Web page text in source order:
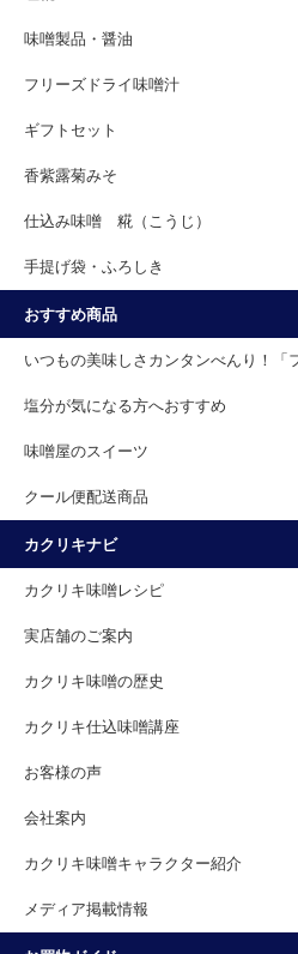
味噌製品・醤油
フリーズドライ味噌汁
ギフトセット
香紫露菊みそ
仕込み味噌 糀（こうじ）
手提げ袋・ふろしき
おすすめ商品
いつもの美味しさカンタンべんり！「
塩分が気になる方へおすすめ
味噌屋のスイーツ
クール便配送商品
カクリキナビ
カクリキ味噌レシピ
実店舗のご案内
カクリキ味噌の歴史
カクリキ仕込味噌講座
お客様の声
会社案内
カクリキ味噌キャラクター紹介
メディア掲載情報